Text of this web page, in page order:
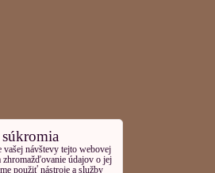
vašej návštevy tejto webovej
údajov o jej
použiť nástroje a služby